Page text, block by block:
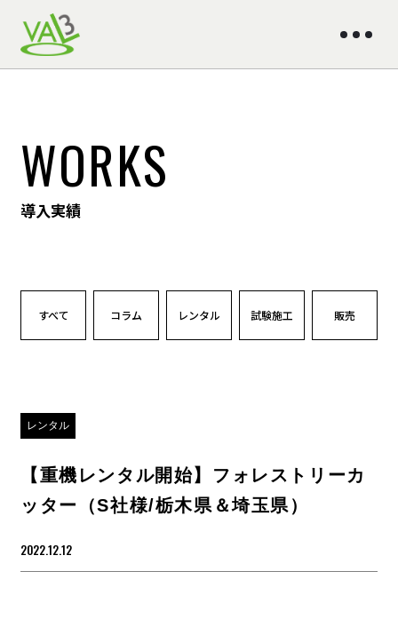
WORKS
導入実績
すべて コラム レンタル 試験施工 販売
レンタル
【重機レンタル開始】フォレストリーカ
ッター（S社様/栃木県＆埼玉県）
2022.12.12